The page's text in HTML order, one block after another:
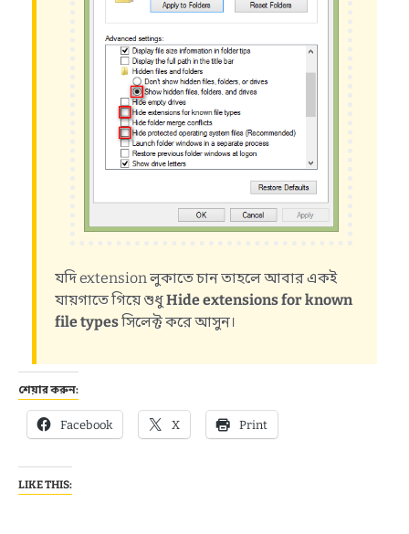
যদি extension লুকাতে চান তাহলে আবার একই
যায়গাতে গিয়ে শুধুHide extensions for known
file typesসিলেক্ট করে আসুন।
শেয়ার করুন:
Facebook X Print
LIKE THIS: